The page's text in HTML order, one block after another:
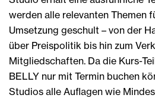
werden alle relevanten Themen
Umsetzung geschult – von der
über Preispolitik bis hin zum
Mitgliedschaften. Da die Kurs-
BELLY nur mit Termin buchen
Studios alle Auflagen wie